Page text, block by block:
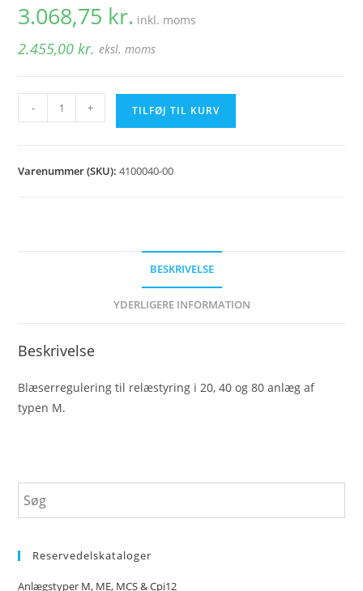
3.068,75 kr. inkl. moms
2.455,00kr. eksl. moms
Blæserregulering
antal
- + TILFØJ TIL KURV
Varenummer (SKU):4100040-00
BESKRIVELSE
YDERLIGERE INFORMATION
Beskrivelse
Blæserregulering til relæstyring i 20, 40 og 80 anlæg af
typen M.
Reservedelskataloger
Anlægstyper M, ME, MCS & Cpi12